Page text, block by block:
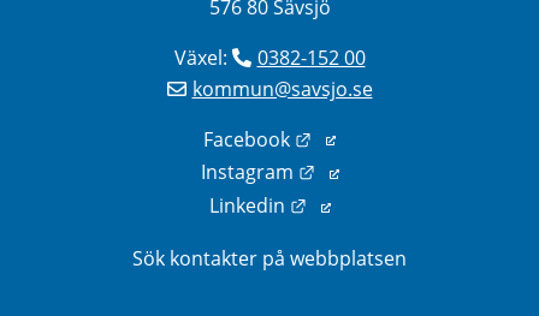
576 80 Sävsjö
Växel:
0382-152 00
kommun@savsjo.se
Facebook
Länk till annan
Instagram
Länk till annan
Linkedin
Länk till annan webbplats.
Sök kontakter på webbplatsen